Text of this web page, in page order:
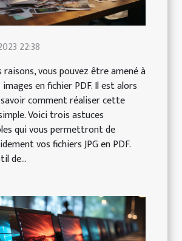
22:38
raisons, vous pouvez être amené à
en fichier PDF. Il est alors
comment réaliser cette
Voici trois astuces
qui vous permettront de
vos fichiers JPG en PDF.
de...